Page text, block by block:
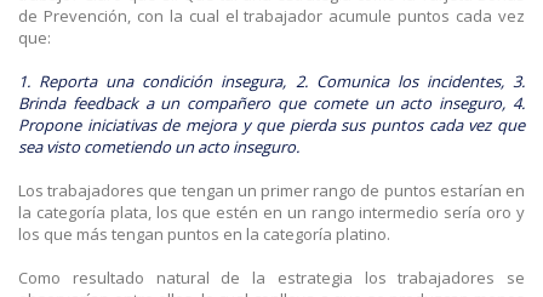
de Prevención, con la cual el trabajador acumule puntos cada vez
que:
1. Reporta una condición insegura, 2. Comunica los incidentes, 3.
Brinda feedback a un compañero que comete un acto inseguro, 4.
Propone iniciativas de mejora y que pierda sus puntos cada vez que
sea visto cometiendo un acto inseguro.
Los trabajadores que tengan un primer rango de puntos estarían en
la categoría plata, los que estén en un rango intermedio sería oro y
los que más tengan puntos en la categoría platino.
Como resultado natural de la estrategia los trabajadores se